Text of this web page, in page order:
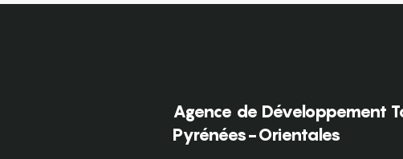
Agence de Développement
Pyrénées-Orientales